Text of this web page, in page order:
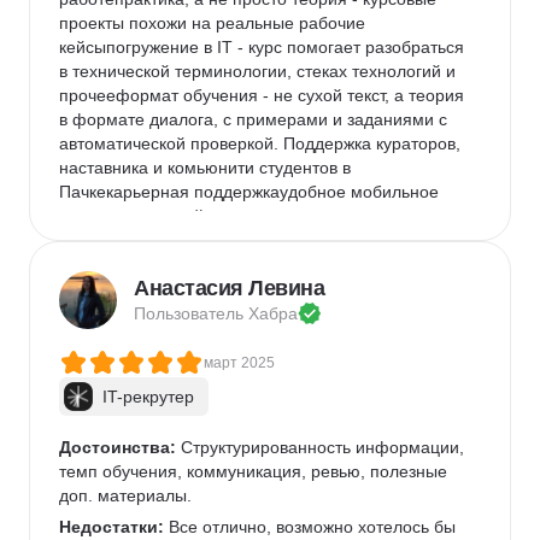
проекты похожи на реальные рабочие
кейсыпогружение в IT - курс помогает разобраться
в технической терминологии, стеках технологий и
прочееформат обучения - не сухой текст, а теория
в формате диалога, с примерами и заданиями с
автоматической проверкой. Поддержка кураторов,
наставника и комьюнити студентов в
Пачкекарьерная поддержкаудобное мобильное
приложение и сайт, где через поиск можно легко
Анастасия Левина
Пользователь Хабра
март 2025
IT-рекрутер
Достоинства: Структурированность информации,
темп обучения, коммуникация, ревью, полезные
доп. материалы.
Недостатки: Все отлично, возможно хотелось бы